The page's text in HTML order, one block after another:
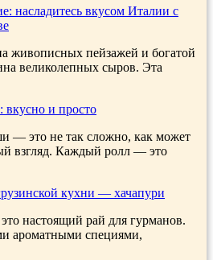
насладитесь вкусом Италии с
живописных пейзажей и богатой
великолепных сыров. Эта
и просто
— это не так сложно, как может
взгляд. Каждый ролл — это
кухни — хачапури
настоящий рай для гурманов.
ароматными специями,